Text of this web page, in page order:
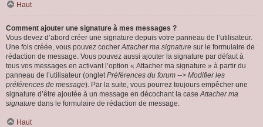
Haut
Comment ajouter une signature à mes messages ?
Vous devez d’abord créer une signature depuis votre panneau de l’utilisateur.
Une fois créée, vous pouvez cocherAttacher ma signature sur le formulaire de
rédaction de message. Vous pouvez aussi ajouter la signature par défaut à
tous vos messages en activant l’option « Attacher ma signature » à partir du
panneau de l’utilisateur (ongletPréférences du forum --> Modifier les
préférences de message). Par la suite, vous pourrez toujours empêcher une
signature d’être ajoutée à un message en décochant la caseAttacher ma
signature dans le formulaire de rédaction de message.
Haut